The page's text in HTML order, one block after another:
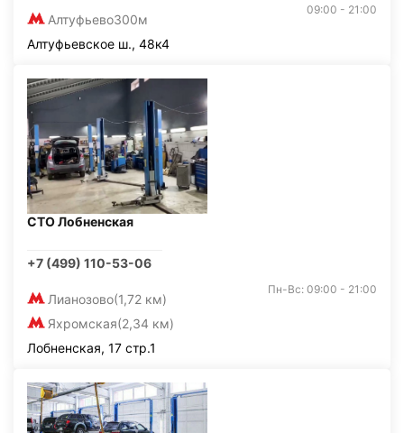
Алтуфьево300м
09:00 - 21:00
Алтуфьевское ш., 48к4
СТО Лобненская
+7 (499) 110-53-06
Лианозово(1,72 км)
Яхромская(2,34 км)
Пн-Вс: 09:00 - 21:00
Лобненская, 17 стр.1